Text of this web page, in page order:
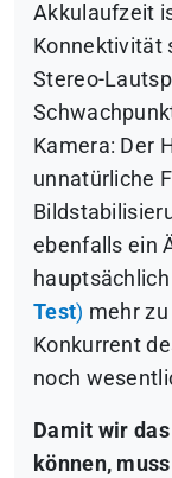
Akkulaufzeit
Konnektivität
Stereo-
Kamera: Der
unnatürliche
ebenfalls ein
Test) mehr
Konkurrent
noch
Damit wir
können,